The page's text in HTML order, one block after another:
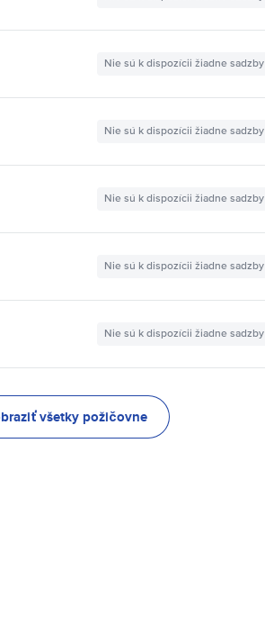
Nie sú k dispozícii žiadne sadzby
Nie sú k dispozícii žiadne sadzby
Nie sú k dispozícii žiadne sadzby
Nie sú k dispozícii žiadne sadzby
Nie sú k dispozícii žiadne sadzby
všetky požičovne